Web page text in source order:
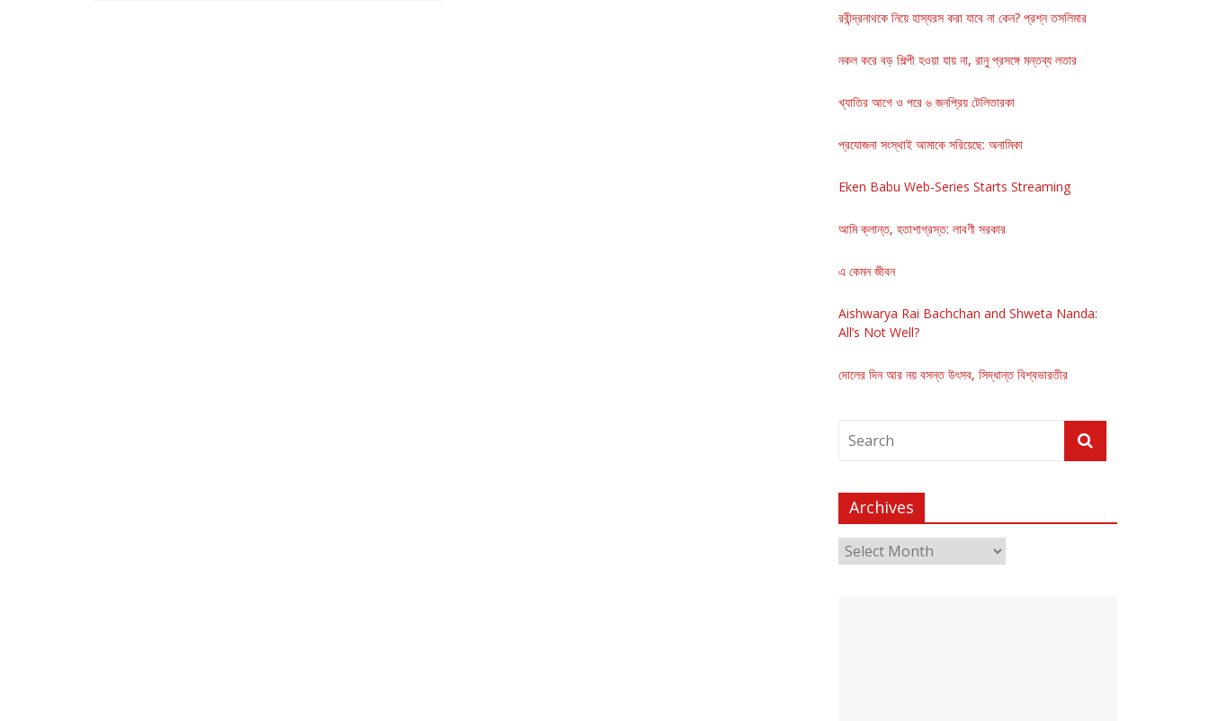
রবীন্দ্রনাথকে নিয়ে হাস্যরস করা যাবে না কেন? প্রশ্ন তসলিমার
নকল করে বড় শিল্পী হওয়া যায় না, রানু প্রসঙ্গে মন্তব্য লতার
খ্যাতির আগে ও পরে ৬ জনপ্রিয় টেলিতারকা
প্রযোজনা সংস্থাই আমাকে সরিয়েছে: অনামিকা
Eken Babu Web-Series Starts Streaming
আমি ক্লান্ত, হতাশাগ্রস্ত: লাবণী সরকার
এ কেমন জীবন
Aishwarya Rai Bachchan and Shweta Nanda:
All’s Not Well?
দোলের দিন আর নয় বসন্ত উৎসব, সিদ্ধান্ত বিশ্বভারতীর
Archives